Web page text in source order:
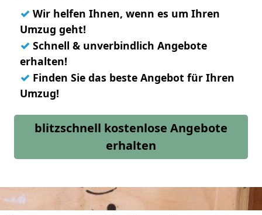
✓ Wir helfen Ihnen, wenn es um Ihren
Umzug geht!
✓ Schnell & unverbindlich Angebote
erhalten!
✓ Finden Sie das beste Angebot für Ihren
Umzug!
blitzschnell kostenlose Angebote
erhalten